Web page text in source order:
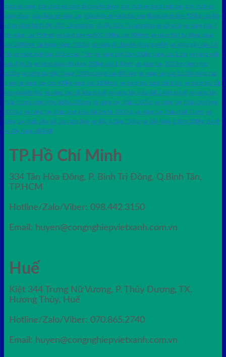
chữa xe nâng sửa chữa xe nâng di chuyển phuy sửa chữa xe nâng mặt bàn sửa chữa xe
nâng phuy sửa chữa xe nâng tay sửa chữa xe nâng tay cao thang nâng đơn 125kg cao 8m
vỏ xe nâng bánh đặc 700-12casumina vỏ đặc 825-15 casumina xe nâng 2x xe nâng bàn 1
tấn nâng cao 950mm xe nâng bàn wp500 500kg cao 900mm xe nâng bán tự động nâng
cao 2500mm tải trọng nâng 1500kg xe nâng di chuyển phuy gamlift xe nâng gắn cân 2.5
tấn xe nâng mặt bàn 350kg cao 1.5m xe nâng mặt bàn 350kg nâng cao 1.5m xe nâng mặt
bàn điện 2x xe nâng quay đổ phuy 350kg cao 1.4 mét xe nâng tay 2000kg càng rộng
ac20m xe nâng tay bậc thang 1500kg nâng cao 800mm xe nâng tay cao 1.5 tấn nâng cao
1.6m xe nâng tay cao 400kg nâng cao 1100mm xe nâng tay càng dài 1.6m xe nâng tay cắt
kéo gamlift đức xe nâng tay cắt kéo giá rẻ xe nâng tay siêu dài 2 mét giá rẻ xe nâng tay
thấp 51mm càng rộng 685x1220mm xe nâng tay thấp 1500kg xe nâng tay thấp càng hẹp
2000kg xe nâng tay thấp càng siêu dài 2m tải 2000kg xe nâng tay thấp nhất 51mm xe
nâng tay thấp siêu dài 2m càng hẹp xe đẩy 3 tầng 150kg xe đẩy hàng 2 tầng 200kg giá rẻ
xe đẩy hàng xth130l
TP.Hồ Chí Minh
334 Tân Hòa Đông, P. Bình Trị Đông, Q.Bình Tân,
TP.HCM
Hotline/Zalo/Viber: 098.442.3150
Email: huyen@congnghiepvietxanh.com.vn
Huế
Kiệt 344 Trưng Nữ Vương, P. Thủy Dương, TX.
Hương Thủy, Huế
Hotline/Zalo/Viber: 070.865.2740
Email: huyen@congnghiepvietxanh.com.vn